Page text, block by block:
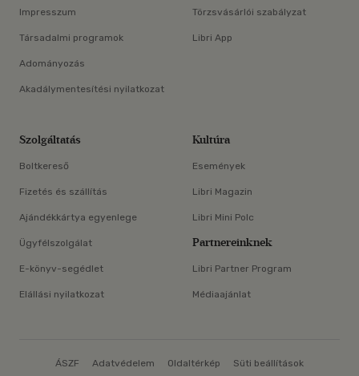
Impresszum
Társadalmi programok
Adományozás
Akadálymentesítési nyilatkozat
Törzsvásárlói szabályzat
Libri App
Szolgáltatás
Boltkereső
Fizetés és szállítás
Ajándékkártya egyenlege
Ügyfélszolgálat
E-könyv-segédlet
Elállási nyilatkozat
Kultúra
Események
Libri Magazin
Libri Mini Polc
Partnereinknek
Libri Partner Program
Médiaajánlat
ÁSZF Adatvédelem Oldaltérkép
Süti beállítások